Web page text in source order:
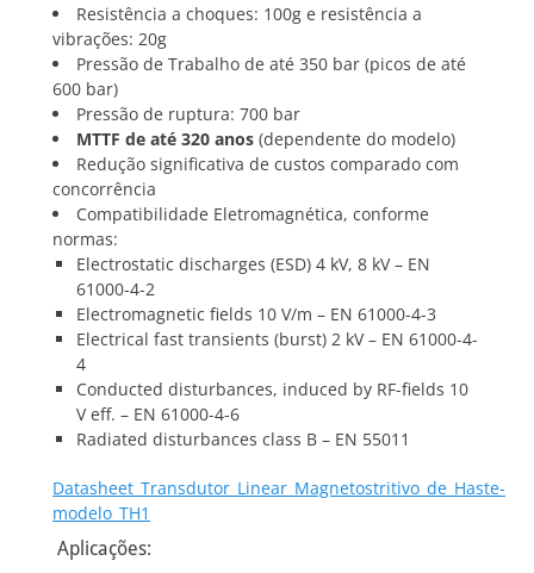
Resistência a choques: 100g e resistência a
vibrações: 20g
Pressão de Trabalho de até 350 bar (picos de até
600 bar)
Pressão de ruptura: 700 bar
MTTF de até 320 anos (dependente do modelo)
Redução significativa de custos comparado com
concorrência
Compatibilidade Eletromagnética, conforme
normas:
Electrostatic discharges (ESD) 4 kV, 8 kV – EN
61000-4-2
Electromagnetic fields 10 V/m – EN 61000-4-3
Electrical fast transients (burst) 2 kV – EN 61000-4-
4
Conducted disturbances, induced by RF-fields 10
V eff. – EN 61000-4-6
Radiated disturbances class B – EN 55011
Datasheet_Transdutor_Linear_Magnetostritivo_de_Haste-
modelo_TH1
Aplicações: